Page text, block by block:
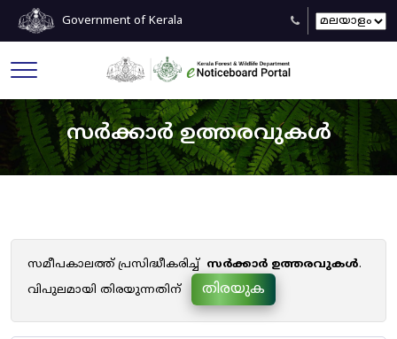
Government of Kerala
സർക്കാർ ഉത്തരവുകൾ
സമീപകാലത്ത് പ്രസിദ്ധീകരിച്ച് സർക്കാർ ഉത്തരവുകൾ.
വിപുലമായി തിരയുന്നതിന്
തിരയുക